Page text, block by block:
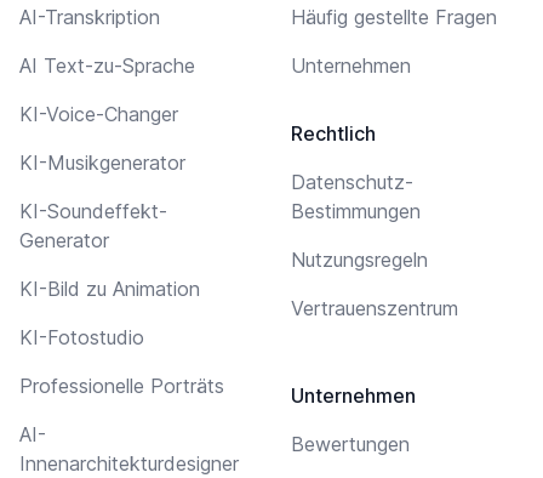
AI-Transkription
AI Text-zu-Sprache
KI-Voice-Changer
KI-Musikgenerator
KI-Soundeffekt-
Generator
KI-Bild zu Animation
KI-Fotostudio
Professionelle Porträts
AI-
Innenarchitekturdesigner
Häufig gestellte Fragen
Unternehmen
Rechtlich
Datenschutz-
Bestimmungen
Nutzungsregeln
Vertrauenszentrum
Unternehmen
Bewertungen